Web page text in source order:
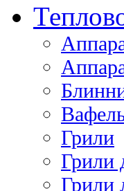
Грили
Грили
Грили